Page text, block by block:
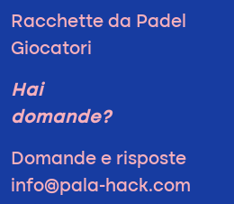
Racchette da Padel
Giocatori
Hai
domande?
Domande e risposte
info@pala-hack.com